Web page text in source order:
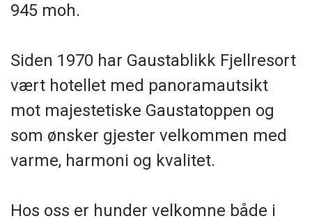
945 moh.
Siden 1970 har Gaustablikk Fjellresort
vært hotellet med panoramautsikt
mot majestetiske Gaustatoppen og
som ønsker gjester velkommen med
varme, harmoni og kvalitet.
Hos oss er hunder velkomne både i